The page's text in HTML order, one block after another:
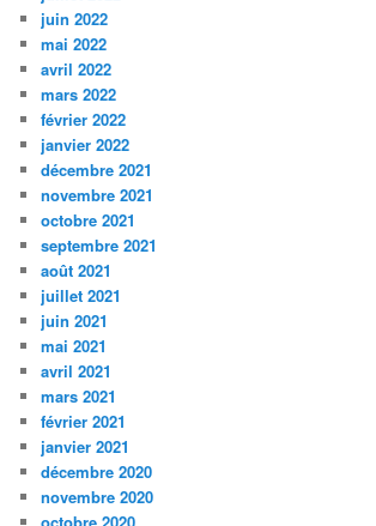
juin 2022
mai 2022
avril 2022
mars 2022
février 2022
janvier 2022
décembre 2021
novembre 2021
octobre 2021
septembre 2021
août 2021
juillet 2021
juin 2021
mai 2021
avril 2021
mars 2021
février 2021
janvier 2021
décembre 2020
novembre 2020